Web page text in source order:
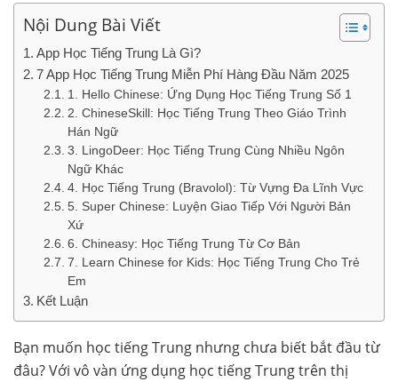
Nội Dung Bài Viết
App Học Tiếng Trung Là Gì?
7 App Học Tiếng Trung Miễn Phí Hàng Đầu Năm 2025
1. Hello Chinese: Ứng Dụng Học Tiếng Trung Số 1
2. ChineseSkill: Học Tiếng Trung Theo Giáo Trình
Hán Ngữ
3. LingoDeer: Học Tiếng Trung Cùng Nhiều Ngôn
Ngữ Khác
4. Học Tiếng Trung (Bravolol): Từ Vựng Đa Lĩnh Vực
5. Super Chinese: Luyện Giao Tiếp Với Người Bản
Xứ
6. Chineasy: Học Tiếng Trung Từ Cơ Bản
7. Learn Chinese for Kids: Học Tiếng Trung Cho Trẻ
Em
Kết Luận
Bạn muốn học tiếng Trung nhưng chưa biết bắt đầu từ
đâu? Với vô vàn ứng dụng học tiếng Trung trên thị